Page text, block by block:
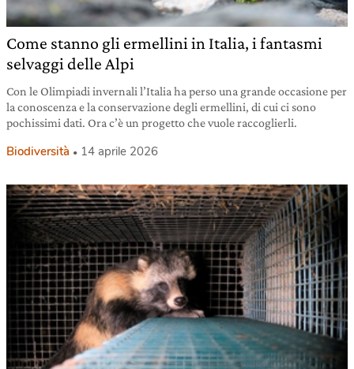
Come stanno gli ermellini in Italia, i fantasmi
selvaggi delle Alpi
Con le Olimpiadi invernali l’Italia ha perso una grande occasione per
la conoscenza e la conservazione degli ermellini, di cui ci sono
pochissimi dati. Ora c’è un progetto che vuole raccoglierli.
Biodiversità 14 aprile 2026